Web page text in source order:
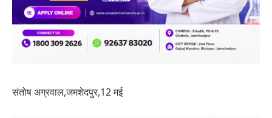
संतोष अग्रवाल,जमशेदपुर,12 मई